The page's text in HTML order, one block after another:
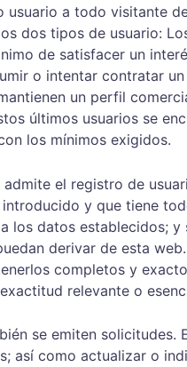
usuario a todo visitante
dos tipos de usuario:
de satisfacer un
o intentar contratar
un perfil
últimos usuarios se
los mínimos exigidos.
el registro de
y que tiene
los datos establecidos;
derivar de esta
completos y
relevante o
se emiten
así como actualizar o